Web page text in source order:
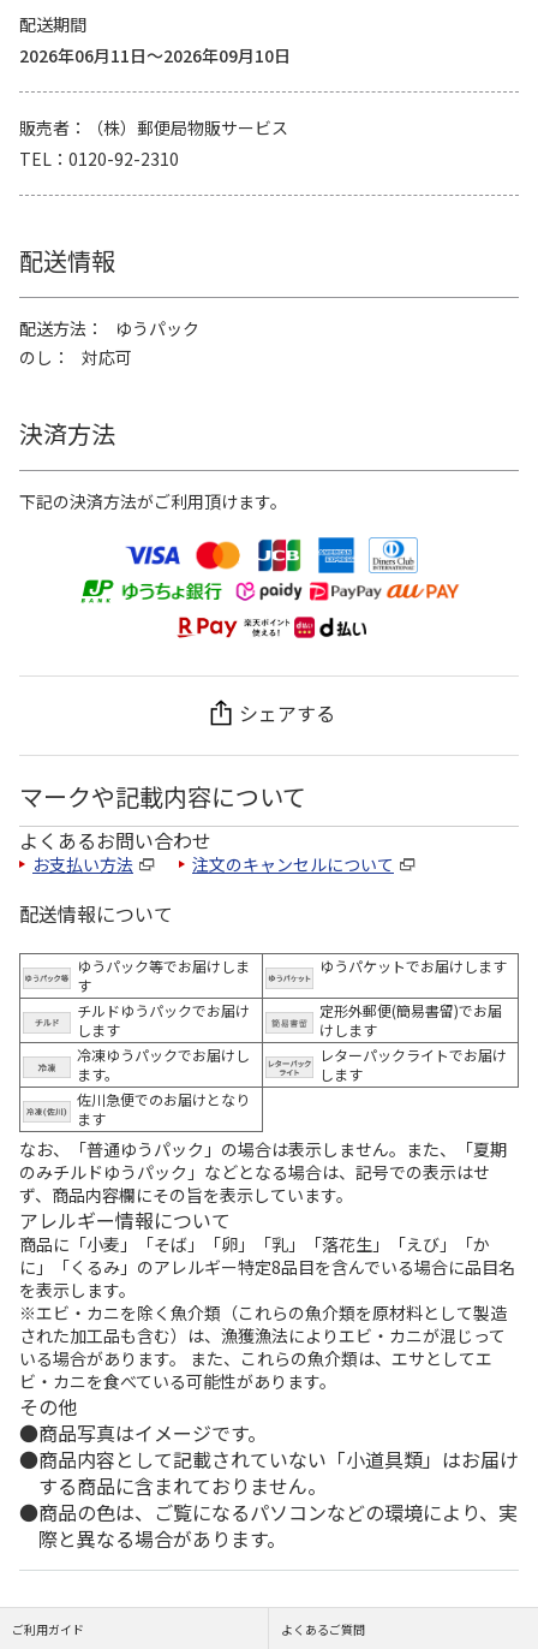
配送期間
2026年06月11日～2026年09月10日
販売者
（株）郵便局物販サービス
TEL
0120-92-2310
配送情報
配送方法
ゆうパック
のし
対応可
決済方法
下記の決済方法がご利用頂けます。
シェアする
マークや記載内容について
よくあるお問い合わせ
お支払い方法 注文のキャンセルについて
配送情報について
ゆうパック等でお届けしま
す
ゆうパケットでお届けします
チルドゆうパックでお届け
します
定形外郵便(簡易書留)でお届
けします
冷凍ゆうパックでお届けし
ます。
レターパックライトでお届け
します
佐川急便でのお届けとなり
ます
なお、「普通ゆうパック」の場合は表示しません。また、「夏期
のみチルドゆうパック」などとなる場合は、記号での表示はせ
ず、商品内容欄にその旨を表示しています。
アレルギー情報について
商品に「小麦」「そば」「卵」「乳」「落花生」「えび」「か
に」「くるみ」のアレルギー特定8品目を含んでいる場合に品目名
を表示します。
※エビ・カニを除く魚介類（これらの魚介類を原材料として製造
された加工品も含む）は、漁獲漁法によりエビ・カニが混じって
いる場合があります。 また、これらの魚介類は、エサとしてエ
ビ・カニを食べている可能性があります。
その他
商品写真はイメージです。
商品内容として記載されていない「小道具類」はお届け
する商品に含まれておりません。
商品の色は、ご覧になるパソコンなどの環境により、実
際と異なる場合があります。
ご利用ガイド よくあるご質問